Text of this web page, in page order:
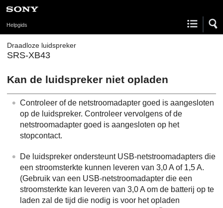
Helpgids
Draadloze luidspreker
SRS-XB43
Kan de luidspreker niet opladen
Controleer of de netstroomadapter goed is aangesloten
op de luidspreker. Controleer vervolgens of de
netstroomadapter goed is aangesloten op het
stopcontact.
De luidspreker ondersteunt USB-netstroomadapters die
een stroomsterkte kunnen leveren van 3,0 A of 1,5 A.
(Gebruik van een USB-netstroomadapter die een
stroomsterkte kan leveren van 3,0 A om de batterij op te
laden zal de tijd die nodig is voor het opladen